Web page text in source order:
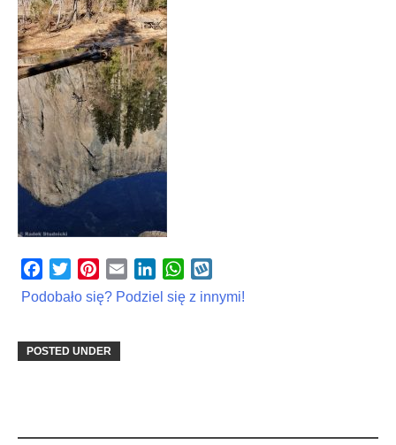
Facebook
TwitterPinterest
Email LinkedInWhatsApp
Podobało się? Podziel się z innymi!
POSTED UNDER